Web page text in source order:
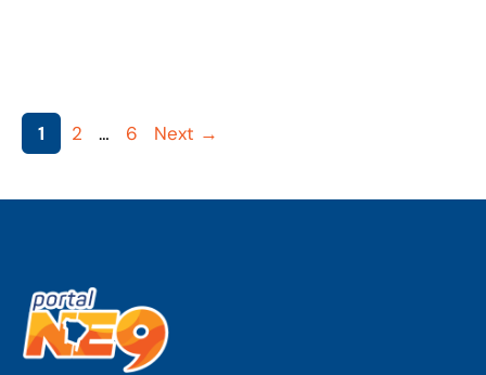
Page
1 Page
2 … Page
6 Next →